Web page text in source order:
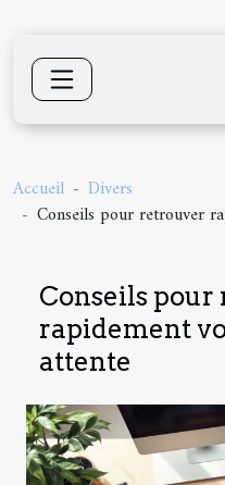
Accueil
Divers
Conseils pour retrouver
Conseils
rapidement
attente